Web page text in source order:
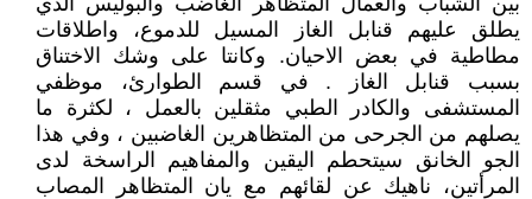
يطلق عليهم قنابل الغاز المسيل للدموع، واطلاقات
مطاطية في بعض الاحيان. وكانتا على وشك الاختناق
بسبب قنابل الغاز . في قسم الطوارئ، موظفي
المستشفى والكادر الطبي مثقلين بالعمل ، لكثرة ما
يصلهم من الجرحى من المتظاهرين الغاضبين ، وفي هذا
الجو الخانق سيتحطم اليقين والمفاهيم الراسخة لدى
المرأتين، ناهيك عن لقائهم مع يان المتظاهر المصاب